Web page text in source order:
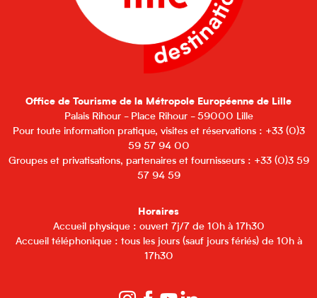
Office de Tourisme de la Métropole Européenne de Lille
Palais Rihour - Place Rihour - 59000 Lille
Pour toute information pratique, visites et réservations : +33 (0)3
59 57 94 00
Groupes et privatisations, partenaires et fournisseurs : +33 (0)3 59
57 94 59
Horaires
Accueil physique : ouvert 7j/7 de 10h à 17h30
Accueil téléphonique : tous les jours (sauf jours fériés) de 10h à
17h30